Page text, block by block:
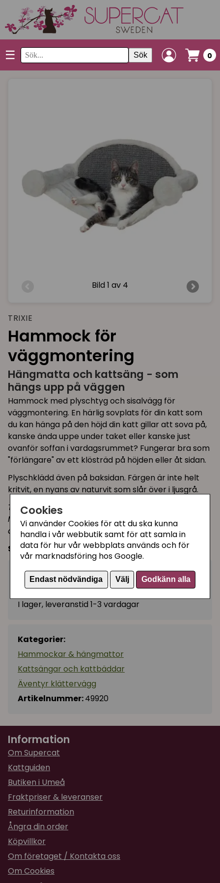
Cookies
Vi använder Cookies för att du ska kunna
handla i vår webbutik samt för att samla in
data för hur vår webbplats används och för
vår marknadsföring hos Google.
Endast nödvändiga Välj Godkänn alla
☰ Sök 0
Bild 1 av 4
TRIXIE
Hammock för
väggmontering
Hängmatta och kattsäng - som
hängs upp på väggen
Hammock med plyschtyg och sisalvägg för
väggmontering. En härlig sovplats för din katt som
du kan hänga på den höjd din katt gillar att sova på,
kanske ända uppe under taket eller kanske just
ovanför soffan i vardagsrummet? Fungerar bra som
"förlängare" av ett klösträd på höjden eller åt sidan.
Plyschklädd även på baksidan. Färgen är inte helt
kritvit, en nyans av naturvit som slår över i ljusgrå.
Tips!
Mixa och matcha med de andra väggmonterade
delarna från samma serie!
Storlek: 54 × 28 × 33 cm
419 kr − + Köp
I lager, leveranstid 1-3 vardagar
Kategorier:
Hammockar & hängmattor
Kattsängar och kattbäddar
Äventyr klättervägg
Artikelnummer:49920
Information
Om Supercat
Kattguiden
Butiken i Umeå
Fraktpriser & leveranser
Returinformation
Ångra din order
Köpvillkor
Om företaget / Kontakta oss
Om Cookies